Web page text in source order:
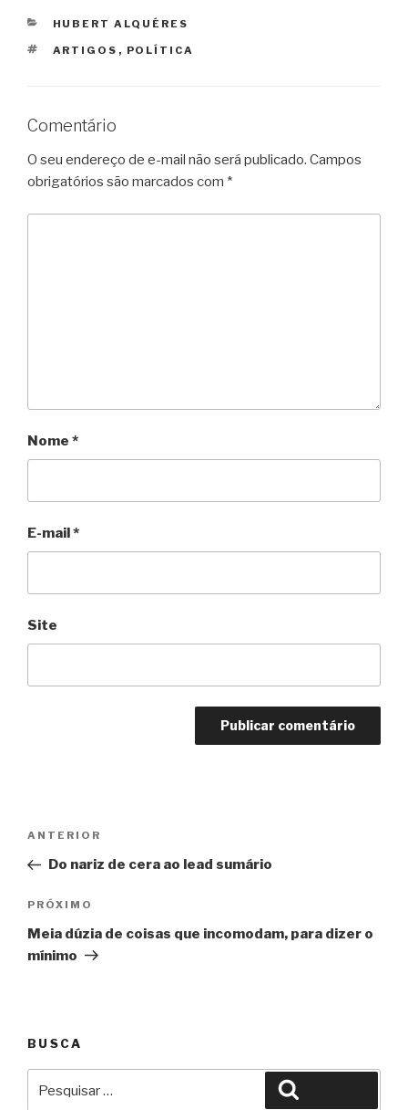
CATEGORIAS
HUBERT ALQUÉRES
TAGS
ARTIGOS , POLÍTICA
Comentário
O seu endereço de e-mail não será publicado. Campos
obrigatórios são marcados com *
Nome *
E-mail*
Site
Post
Anterior
ANTERIOR
Do nariz de cera ao lead sumário
Próximo
PRÓXIMO
Meia dúzia de coisas que incomodam, para dizer o
mínimo
BUSCA
por: